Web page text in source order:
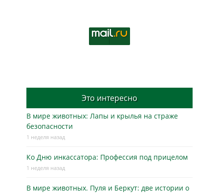
Это интересно
В мире животных: Лапы и крылья на страже
безопасности
1 неделя назад
Ко Дню инкассатора: Профессия под прицелом
1 неделя назад
В мире животных. Пуля и Беркут: две истории о